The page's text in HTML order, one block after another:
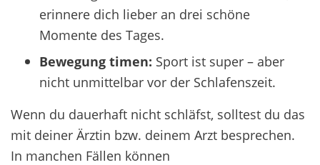
erinnere dich lieber an drei schöne
Momente des Tages.
Bewegung timen: Sport ist super – aber
nicht unmittelbar vor der Schlafenszeit.
Wenn du dauerhaft nicht schläfst, solltest du das
mit deiner Ärztin bzw. deinem Arzt besprechen.
In manchen Fällen können